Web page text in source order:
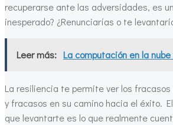
recuperarse ante las adversidades, es
inesperado? ¿Renunciarías o te
Leer más: La computación en la
La resiliencia te permite ver los
y fracasos en su camino hacia el éxito.
que levantarte es lo que realmente